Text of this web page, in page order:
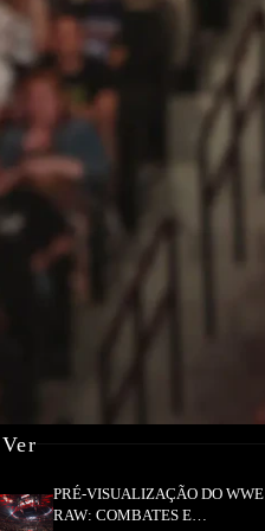
PRÉ-VISUALIZAÇÃO DO WWE
RAW: COMBATES E